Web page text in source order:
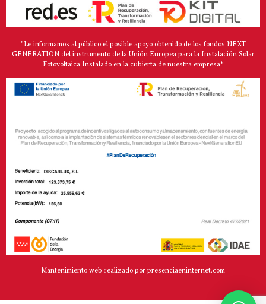
"Le informamos al público el posible apoyo obtenido de los fondos NEXT
GENERATION del instrumento de la Unión Europea para la Instalación Solar
Fotovoltaica Instalado en la cubierta de nuestra empresa*
Mantenimiento web realizado por presenciaeninternet.com